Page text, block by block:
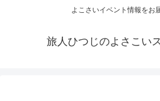
よこさいイベント情報をお
旅人ひつじのよさこい